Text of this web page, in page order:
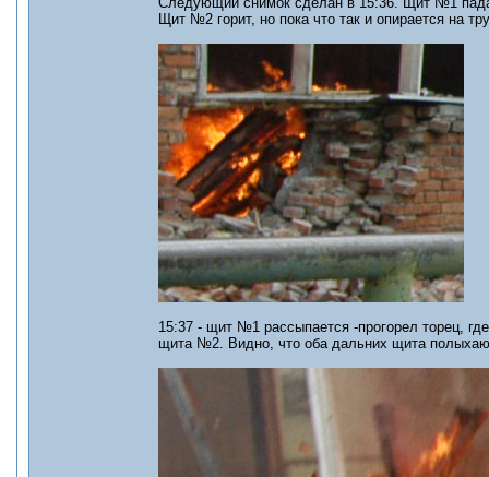
Щит №2 горит, но пока что так и опирается на
15:37 - щит №1 рассыпается -прогорел торец,
щита №2. Видно, что оба дальних щита